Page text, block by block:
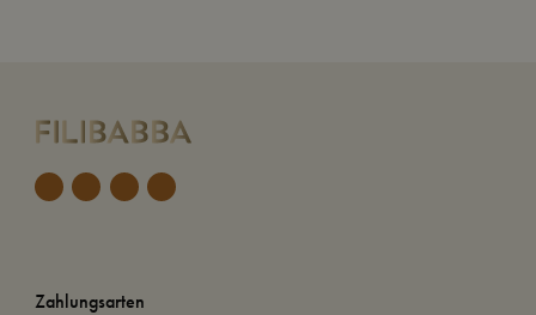
Zahlungsarten